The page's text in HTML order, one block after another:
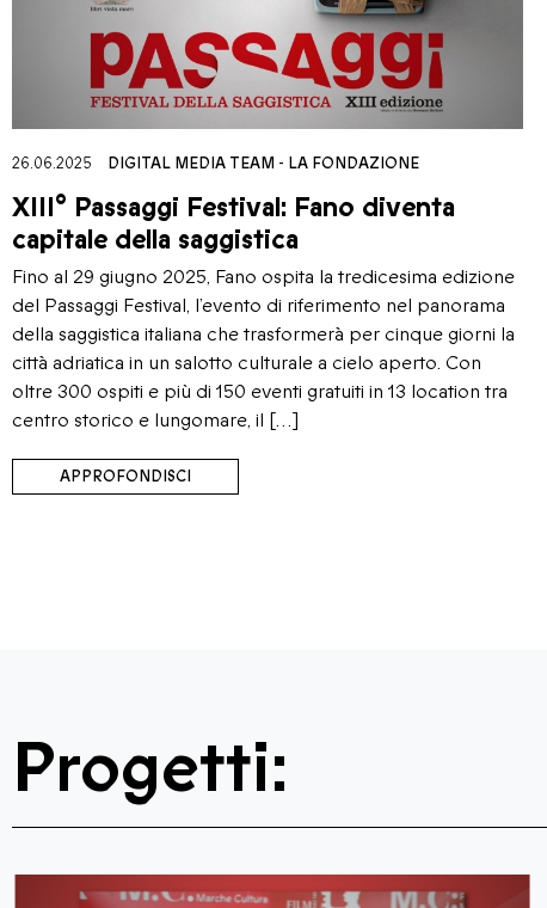
26.06.2025 DIGITAL MEDIA TEAM - LA FONDAZIONE
XIII° Passaggi Festival: Fano diventa
capitale della saggistica
Fino al 29 giugno 2025, Fano ospita la tredicesima edizione
del Passaggi Festival, l’evento di riferimento nel panorama
della saggistica italiana che trasformerà per cinque giorni la
città adriatica in un salotto culturale a cielo aperto. Con
oltre 300 ospiti e più di 150 eventi gratuiti in 13 location tra
centro storico e lungomare, il […]
APPROFONDISCI
Progetti: